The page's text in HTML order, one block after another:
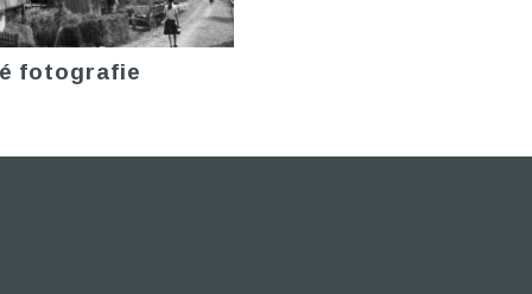
fotografie